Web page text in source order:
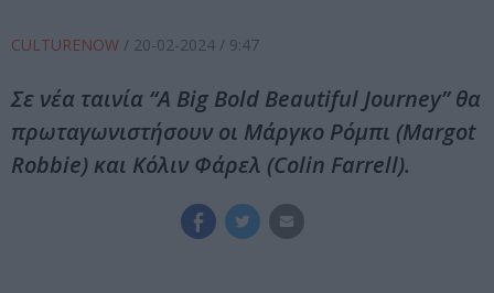
CULTURENOW / 20-02-2024 / 9:47
Σε νέα ταινία “A Big Bold Beautiful Journey” θα
πρωταγωνιστήσουν οι Μάργκο Ρόμπι (Margot
Robbie) και Κόλιν Φάρελ (Colin Farrell).